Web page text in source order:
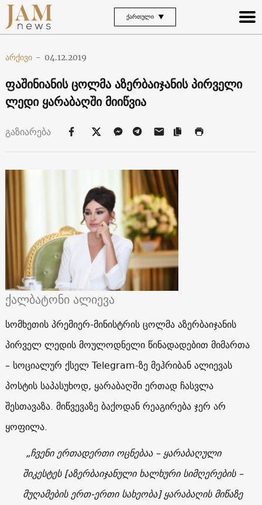
ᲥᲐᲠᲗᲣᲚᲘ
არქივი - 04.12.2019
ფაშინიანის ცოლმა აზერბაიჯანის პირველი
ლედი ყარაბაღში მიიწვია
გაზიარება
ქალბატონი ალიევა
სომხეთის პრემიერ-მინისტრის ცოლმა აზერბაიჯანის
პირველ ლედის მოულოდნელი წინადადებით მიმართა
– სოციალურ ქსელ Telegram-ზე მეჰრიბან ალიევას
პოსტის საპასუხოდ, ყარაბაღში ერთად ჩასვლა
შესთავაზა. მიწვევაზე ბაქოდან რეაგირება ჯერ არ
ყოფილა.
„ჩვენი ერთადერთი ოცნებაა – ყარაბაღული
შიკესტეს [აზერბაიჯანული ხალხური სიმღერების –
მუღამების ერთ-ერთი სახეობა] ყარაბაღის მიწაზე